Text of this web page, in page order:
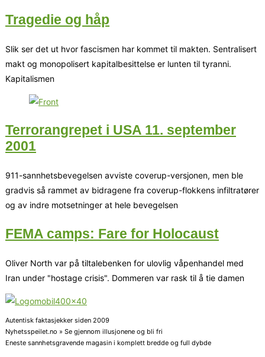
Tragedie og håp
Slik ser det ut hvor fascismen har kommet til makten. Sentralisert
makt og monopolisert kapitalbesittelse er lunten til tyranni.
Kapitalismen
Terrorangrepet i USA 11. september
2001
911-sannhetsbevegelsen avviste coverup-versjonen, men ble
gradvis så rammet av bidragene fra coverup-flokkens infiltratører
og av indre motsetninger at hele bevegelsen
FEMA camps: Fare for Holocaust
Oliver North var på tiltalebenken for ulovlig våpenhandel med
Iran under "hostage crisis". Dommeren var rask til å tie damen
Autentisk faktasjekker siden 2009
Nyhetsspeilet.no » Se gjennom illusjonene og bli fri
Eneste sannhetsgravende magasin i komplett bredde og full dybde